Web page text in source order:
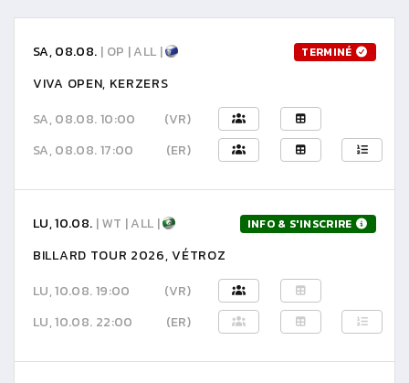
SA, 08.08. | OP | ALL | TERMINÉ
VIVA OPEN, KERZERS
SA, 08.08. 10:00
(VR)
SA, 08.08. 17:00
(ER)
LU, 10.08. | WT | ALL | INFO & S'INSCRIRE
BILLARD TOUR 2026, VÉTROZ
LU, 10.08. 19:00
(VR)
LU, 10.08. 22:00
(ER)